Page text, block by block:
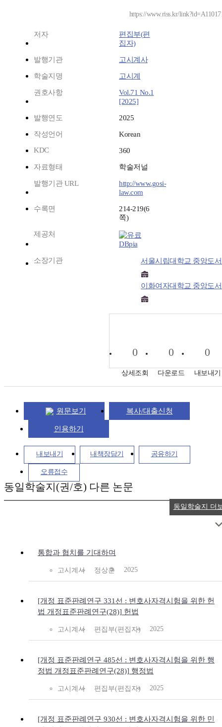
https://www.riss.kr/
저자
편집부(편
집자)
발행기관 고시계사
학술지명 고시계
권호사항
Vol.71 No.1
[2025]
발행연도 2025
작성언어
Korean
KDC
360
자료형태 학술저널
발행기관 URL
http://www.gosi-
law.com
수록면
214-219(6
쪽)
제공처
DBpia
소장기관 서울시립대학교 중앙도
이화여자대학교 중앙도
0
상세조회
0
다운로드
0
내보내기
원문보기 복사/대출신청
인용하기
내보내기 내책장담기 공유하기
오류접수
동일학술지(권/호) 다른 논문
통합과 협치를 기대하며
고시계사 정상훈 2025
[개정 표준판례연구 331선 : 변호사자격시험을 위한 헌
법 개정표준판례연구(28)] 헌법
고시계사 편집부(편집자) 2025
[개정 표준판례연구 485선 : 변호사자격시험을 위한 행
정법 개정표준판례연구(28)] 행정법
고시계사 편집부(편집자) 2025
[개정 표준판례연구 930선 : 변호사자격시험을 위한 민
동일학술지 더